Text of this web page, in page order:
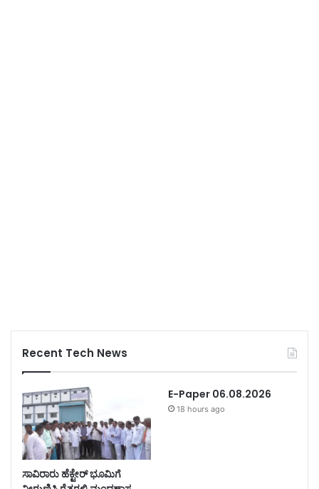
Recent Tech News
ಸಾವಿರಾರು ಹೆಕ್ಟೇರ್ ಭೂಮಿಗೆ
E-Paper 06.08.2026
18 hours ago